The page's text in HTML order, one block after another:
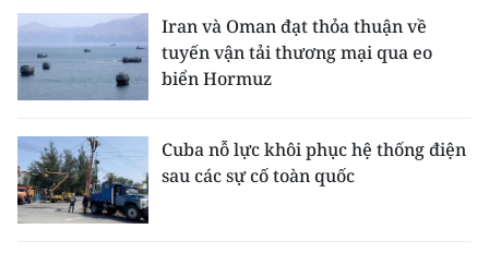
Iran và Oman đạt thỏa thuận về
tuyến vận tải thương mại qua eo
biển Hormuz
Cuba nỗ lực khôi phục hệ thống điện
sau các sự cố toàn quốc